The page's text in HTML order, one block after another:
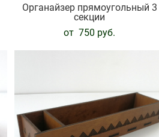
Органайзер прямоугольный 3
секции
от 750 pуб.